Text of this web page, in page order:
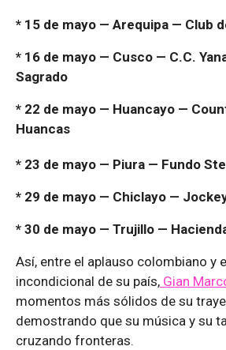
* 15 de mayo — Arequipa — Club
* 16 de mayo — Cusco — C.C.
Sagrado
* 22 de mayo — Huancayo —
Huancas
* 23 de mayo — Piura — Fundo
* 29 de mayo — Chiclayo —
* 30 de mayo — Trujillo —
Así, entre el aplauso colombiano y
incondicional de su país, Gian
momentos más sólidos de su
demostrando que su música y su
cruzando fronteras.